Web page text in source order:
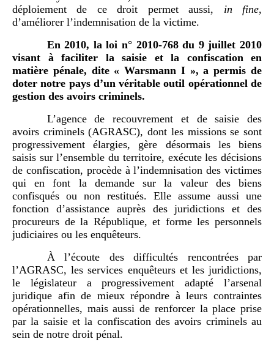
déploiement de ce droit permet aussi, in fine,
d’améliorer l’indemnisation de la victime.
En 2010, la loi n° 2010-768 du 9 juillet 2010
visant à faciliter la saisie et la confiscation en
matière pénale, dite « Warsmann I », a permis de
doter notre pays d’un véritable outil opérationnel de
gestion des avoirs criminels.
L’agence de recouvrement et de saisie des
avoirs criminels (AGRASC), dont les missions se sont
progressivement élargies, gère désormais les biens
saisis sur l’ensemble du territoire, exécute les décisions
de confiscation, procède à l’indemnisation des victimes
qui en font la demande sur la valeur des biens
confisqués ou non restitués. Elle assume aussi une
fonction d’assistance auprès des juridictions et des
procureurs de la République, et forme les personnels
judiciaires ou les enquêteurs.
À l’écoute des difficultés rencontrées par
l’AGRASC, les services enquêteurs et les juridictions,
le législateur a progressivement adapté l’arsenal
juridique afin de mieux répondre à leurs contraintes
opérationnelles, mais aussi de renforcer la place prise
par la saisie et la confiscation des avoirs criminels au
sein de notre droit pénal.